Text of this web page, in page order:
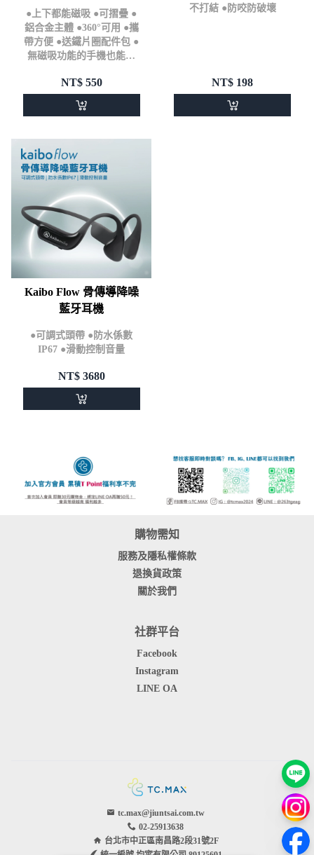
●上下都能磁吸 ●可摺疊 ●
鋁合金主體 ●360°可用 ●攜
帶方便 ●送鐵片圈配件包 ●
無磁吸功能的手機也能無
NT$550
不打結 ●防咬防破壞
NT$ 198
Kaibo Flow 骨傳導降噪
藍牙耳機
●可調式頭帶 ●防水係數
IP67 ●滑動控制音量
NT$3680
購物需知
服務及隱私權條款
退換貨政策
關於我們
社群平台
Facebook
Instagram
LINE OA
tc.max@jiuntsai.com.tw
02-25913638
台北市中正區南昌路2段31號2F